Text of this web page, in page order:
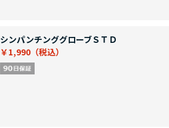
シンパンチンググローブＳＴＤ
￥1,990